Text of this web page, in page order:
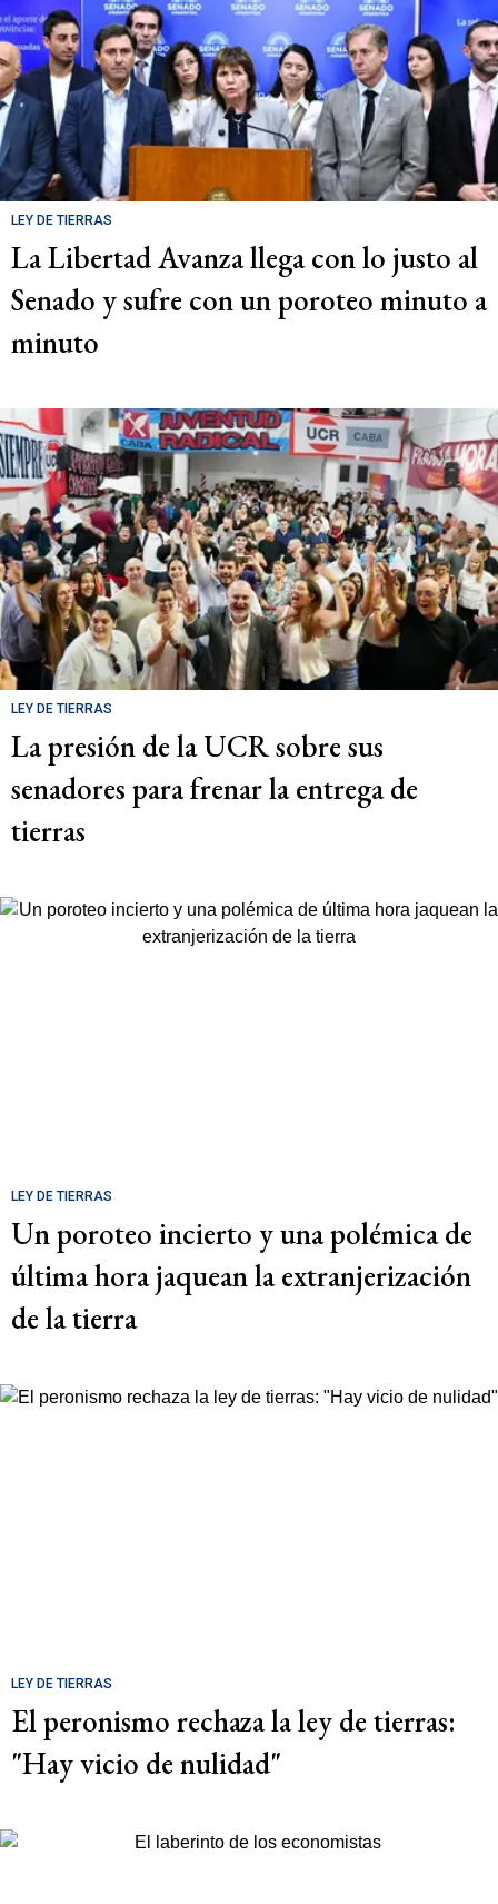
LEY DE TIERRAS
La Libertad Avanza llega con lo justo al
Senado y sufre con un poroteo minuto a
minuto
LEY DE TIERRAS
La presión de la UCR sobre sus
senadores para frenar la entrega de
tierras
LEY DE TIERRAS
Un poroteo incierto y una polémica de
última hora jaquean la extranjerización
de la tierra
LEY DE TIERRAS
El peronismo rechaza la ley de tierras:
"Hay vicio de nulidad"